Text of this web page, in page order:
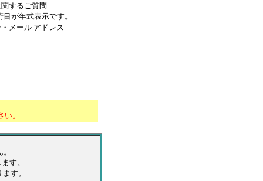
するご質問
が年式表示です。
メール アドレス
。
す。
す。